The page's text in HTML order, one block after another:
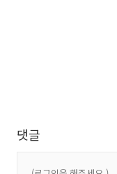
댓글